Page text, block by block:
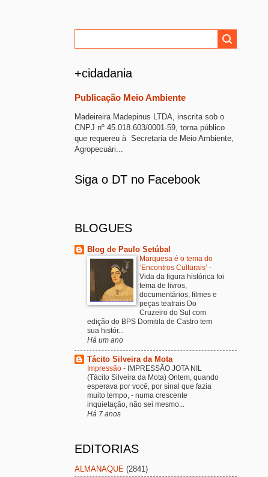
+cidadania
Publicação Meio Ambiente
Madeireira Madepinus LTDA, inscrita sob o
CNPJ nº 45.018.603/0001-59, torna público
que requereu à Secretaria de Meio Ambiente,
Agropecuári...
Siga o DT no Facebook
BLOGUES
Blog de Paulo Setúbal
Marquesa é o tema do
‘Encontros Culturais’ -
Vida da figura histórica foi
tema de livros,
documentários, filmes e
peças teatrais Do
Cruzeiro do Sul com
edição do BPS Domitila de Castro tem
sua histór...
Há um ano
Tácito Silveira da Mota
Impressão - IMPRESSÃO JOTA NIL
(Tácito Silveira da Mota) Ontem, quando
esperava por você, por sinal que fazia
muito tempo, - numa crescente
inquietação, não sei mesmo...
Há 7 anos
EDITORIAS
ALMANAQUE (2841)